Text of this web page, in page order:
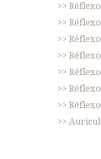
>>
>>
>>
>>
>>
>>
>>
>>